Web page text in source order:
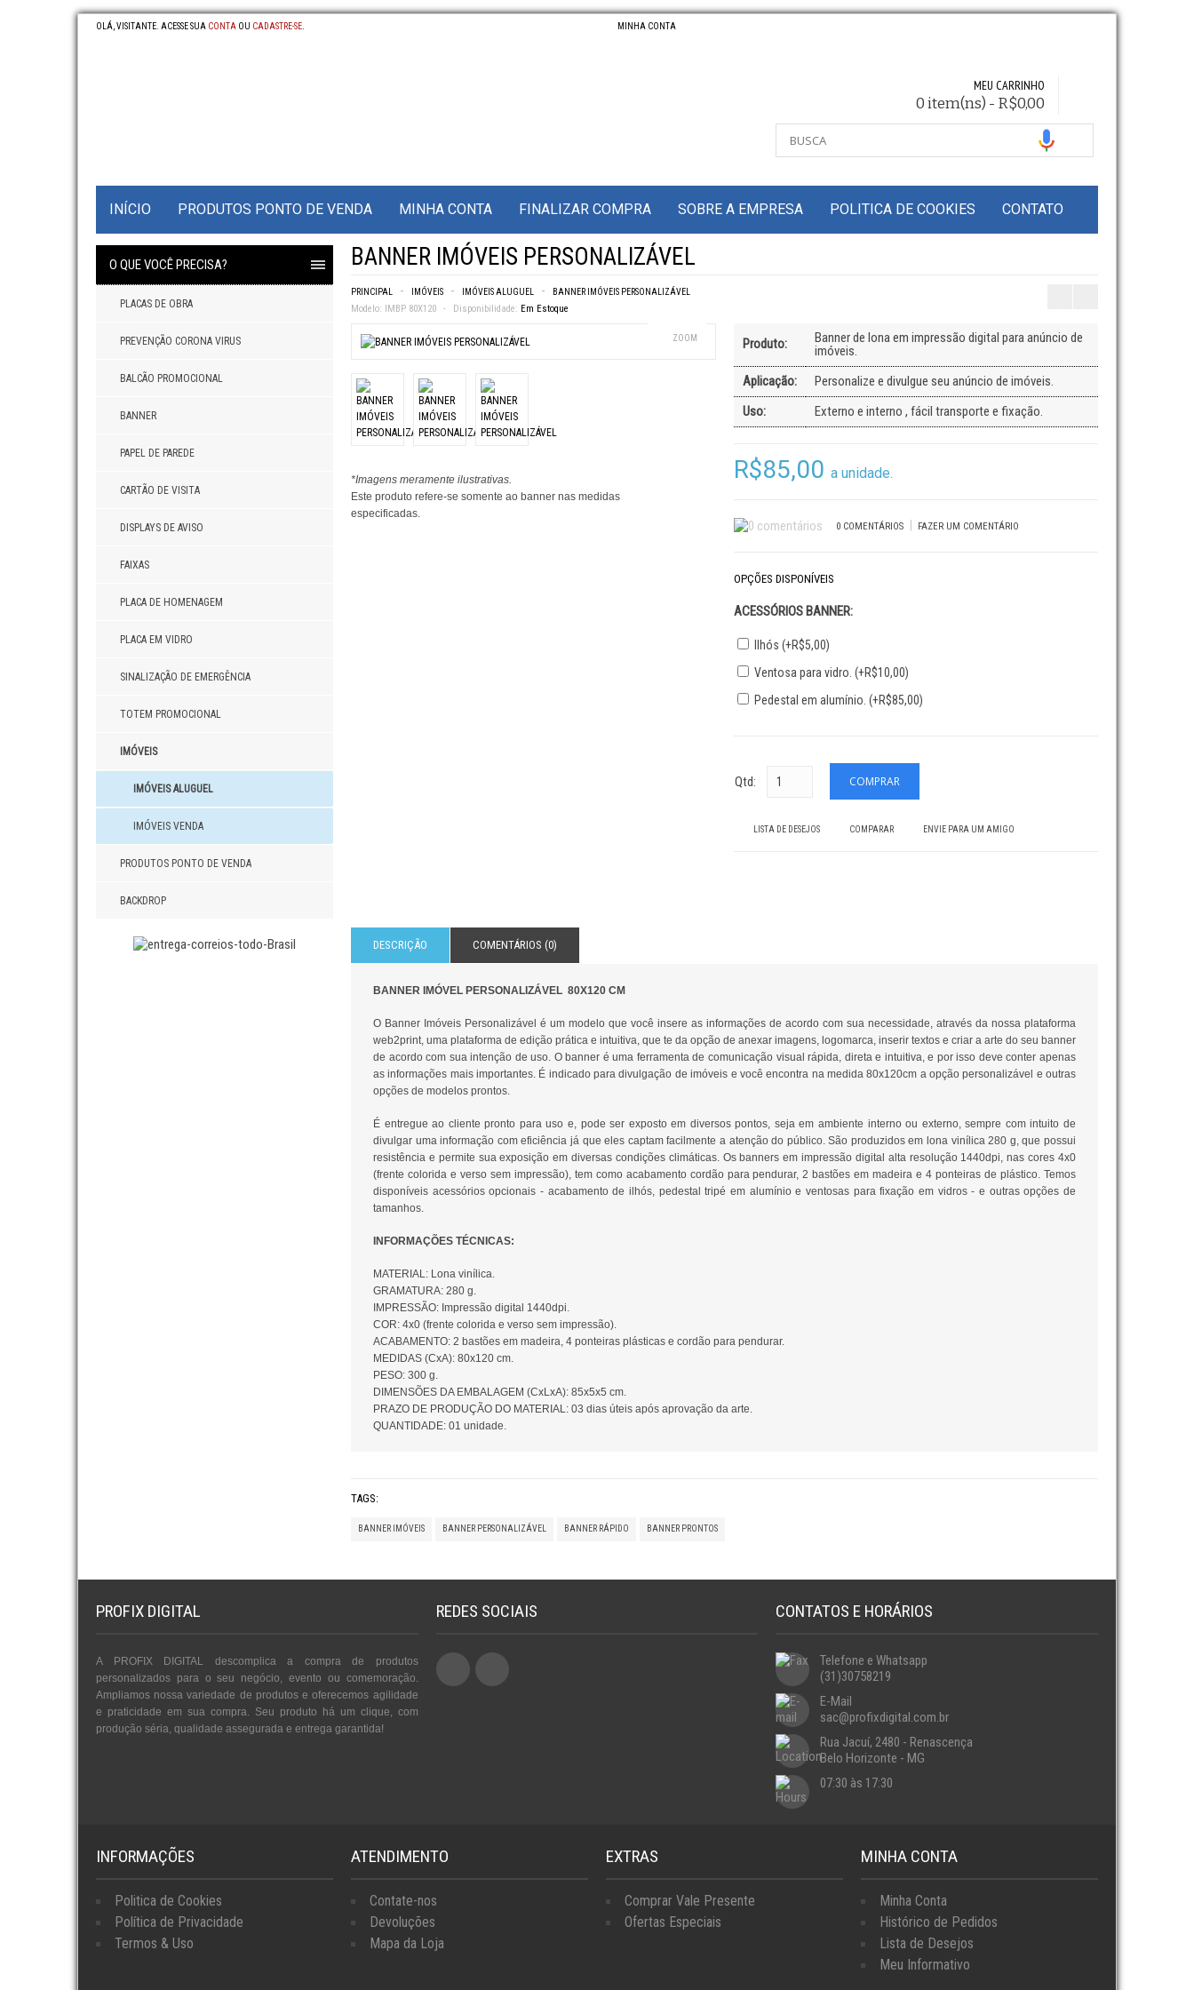
OLÁ, VISITANTE. ACESSE SUA CONTA OU CADASTRE-SE MINHA CONTA
MEU CARRINHO
0 item(ns) - R$0,00
INÍCIO PRODUTOS PONTO DE VENDA MINHA CONTA FINALIZAR COMPRA SOBRE A EMPRESA POLITICA DE COOKIES CONTATO
O QUE VOCÊ PRECISA?
PLACAS DE OBRA
PREVENÇÃO CORONA VIRUS
BALCÃO PROMOCIONAL
BANNER
PAPEL DE PAREDE
CARTÃO DE VISITA
DISPLAYS DE AVISO
FAIXAS
PLACA DE HOMENAGEM
PLACA EM VIDRO
SINALIZAÇÃO DE EMERGÊNCIA
TOTEM PROMOCIONAL
IMÓVEIS
IMÓVEIS ALUGUEL
IMÓVEIS VENDA
PRODUTOS PONTO DE VENDA
BACKDROP
BANNER IMÓVEIS PERSONALIZÁVEL
PRINCIPAL IMÓVEIS IMÓVEIS ALUGUEL BANNER IMÓVEIS PERSONALIZÁVEL
Modelo: IMBP 80X120 Disponibilidade: Em Estoque
ZOOM
*Imagens meramente ilustrativas.
Este produto refere-se somente ao banner nas medidas
especificadas.
Produto:
Banner de lona em impressão digital para anúncio de
imóveis.
Aplicação:
Personalize e divulgue seu anúncio de imóveis.
Uso:
Externo e interno , fácil transporte e fixação.
R$85,00 a unidade.
0 COMENTÁRIOS| FAZER UM COMENTÁRIO
OPÇÕES DISPONÍVEIS
ACESSÓRIOS BANNER:
Ilhós (+R$5,00)
Ventosa para vidro. (+R$10,00)
Pedestal em alumínio. (+R$85,00)
Qtd:
LISTA DE DESEJOS COMPARAR ENVIE PARA UM AMIGO
DESCRIÇÃO COMENTÁRIOS (0)
BANNER IMÓVEL PERSONALIZÁVEL 80X120 CM
O Banner Imóveis Personalizável é um modelo que você insere as informações de acordo com sua necessidade, através da nossa plataforma
web2print, uma plataforma de edição prática e intuitiva, que te da opção de anexar imagens, logomarca, inserir textos e criar a arte do seu banner
de acordo com sua intenção de uso. O banner é uma ferramenta de comunicação visual rápida, direta e intuitiva, e por isso deve conter apenas
as informações mais importantes. É indicado para divulgação de imóveis e você encontra na medida 80x120cm a opção personalizável e outras
opções de modelos prontos.
É entregue ao cliente pronto para uso e, pode ser exposto em diversos pontos, seja em ambiente interno ou externo, sempre com intuito de
divulgar uma informação com eficiência já que eles captam facilmente a atenção do público. São produzidos em lona vinílica 280 g, que possui
resistência e permite sua exposição em diversas condições climáticas. Os banners em impressão digital alta resolução 1440dpi, nas cores 4x0
(frente colorida e verso sem impressão), tem como acabamento cordão para pendurar, 2 bastões em madeira e 4 ponteiras de plástico. Temos
disponíveis acessórios opcionais - acabamento de ilhós, pedestal tripé em alumínio e ventosas para fixação em vidros - e outras opções de
tamanhos.
INFORMAÇÕES TÉCNICAS:
MATERIAL: Lona vinílica.
GRAMATURA: 280 g.
IMPRESSÃO: Impressão digital 1440dpi.
COR: 4x0 (frente colorida e verso sem impressão).
ACABAMENTO: 2 bastões em madeira, 4 ponteiras plásticas e cordão para pendurar.
MEDIDAS (CxA): 80x120 cm.
PESO: 300 g.
DIMENSÕES DA EMBALAGEM (CxLxA): 85x5x5 cm.
PRAZO DE PRODUÇÃO DO MATERIAL: 03 dias úteis após aprovação da arte.
QUANTIDADE: 01 unidade.
TAGS:
BANNER IMÓVEIS BANNER PERSONALIZÁVEL BANNER RÁPIDO BANNER PRONTOS
PROFIX DIGITAL
A PROFIX DIGITAL descomplica a compra de produtos
personalizados para o seu negócio, evento ou comemoração.
Ampliamos nossa variedade de produtos e oferecemos agilidade
e praticidade em sua compra. Seu produto há um clique, com
produção séria, qualidade assegurada e entrega garantida!
REDES SOCIAIS CONTATOS E HORÁRIOS
Telefone e Whatsapp
(31)30758219
E-Mail
sac@profixdigital.com.br
Rua Jacuí, 2480 - Renascença
Belo Horizonte - MG
07:30 às 17:30
INFORMAÇÕES
Politica de Cookies
Política de Privacidade
Termos & Uso
ATENDIMENTO
Contate-nos
Devoluções
Mapa da Loja
EXTRAS
Comprar Vale Presente
Ofertas Especiais
MINHA CONTA
Minha Conta
Histórico de Pedidos
Lista de Desejos
Meu Informativo